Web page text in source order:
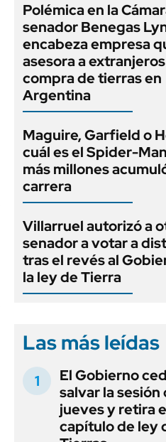
Polémica en la
senador Benegas
encabeza empresa
asesora a
compra de tierras en
Argentina
Maguire, Garfield o
cuál es el Spider-
más millones
carrera
Villarruel autorizó a
senador a votar a
tras el revés al
la ley de Tierra
Las más leídas
El Gobierno
salvar la sesión
jueves y retira
capítulo de ley